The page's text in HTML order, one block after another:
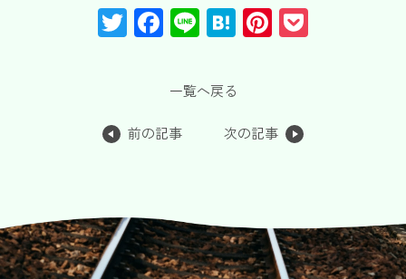
T
wi
F
a
c
e
b
k
Li
n
e
H
at
a
Pi
nt
st
前の記事
一覧へ戻る
次の記事